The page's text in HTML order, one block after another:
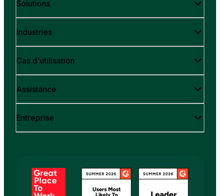
Solutions
Industries
Cas d'utilisation
Assistance
Entreprise